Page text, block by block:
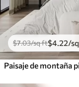
$7.03/sq ft$4 .22/
Paisaje de montaña